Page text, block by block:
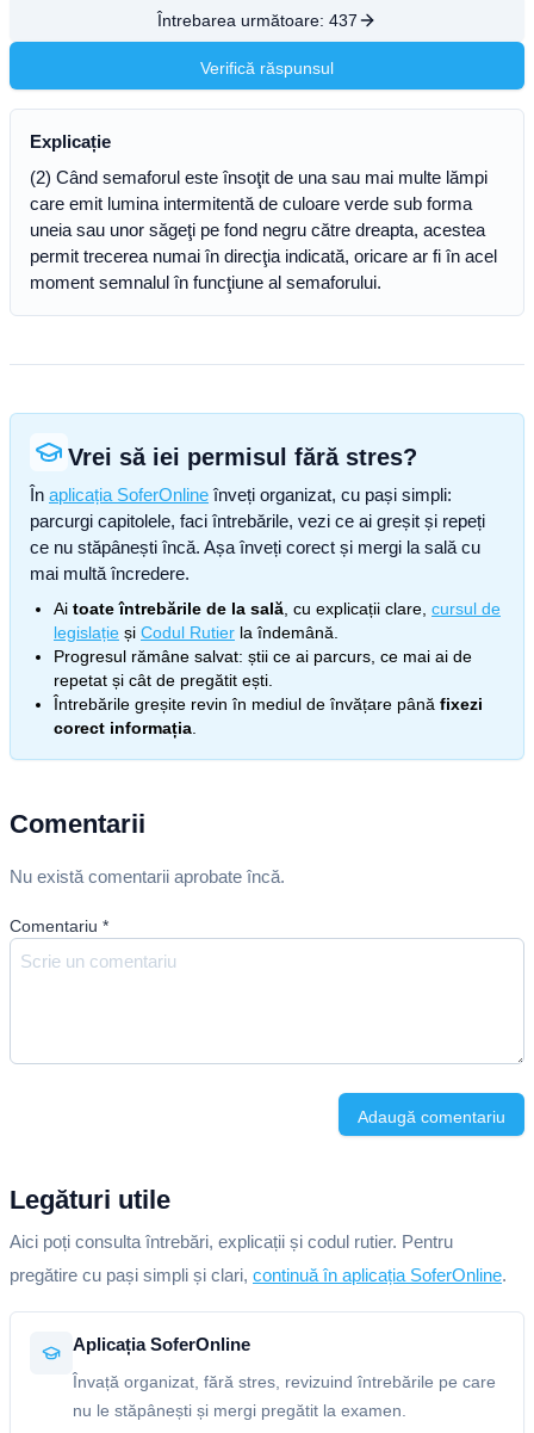
Întrebarea următoare: 437
Verifică răspunsul
Explicație
(2) Când semaforul este însoţit de una sau mai multe lămpi
care emit lumina intermitentă de culoare verde sub forma
uneia sau unor săgeţi pe fond negru către dreapta, acestea
permit trecerea numai în direcţia indicată, oricare ar fi în acel
moment semnalul în funcţiune al semaforului.
Vrei să iei permisul fără stres?
În aplicația SoferOnline înveți organizat, cu pași simpli:
parcurgi capitolele, faci întrebările, vezi ce ai greșit și repeți
ce nu stăpânești încă. Așa înveți corect și mergi la sală cu
mai multă încredere.
Ai toate întrebările de la sală , cu explicații clare, cursul de
legislație și Codul Rutier la îndemână.
Progresul rămâne salvat: știi ce ai parcurs, ce mai ai de
repetat și cât de pregătit ești.
Întrebările greșite revin în mediul de învățare până fixezi
corect informația
Comentarii
Nu există comentarii aprobate încă.
Comentariu *
Adaugă comentariu
Legături utile
Aici poți consulta întrebări, explicații și codul rutier. Pentru
pregătire cu pași simpli și clari, continuă în aplicația SoferOnline.
Aplicația SoferOnline
Învață organizat, fără stres, revizuind întrebările pe care
nu le stăpânești și mergi pregătit la examen.